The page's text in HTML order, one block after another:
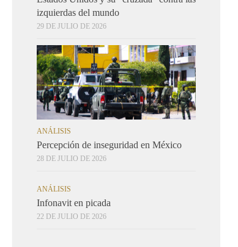
izquierdas del mundo
29 DE JULIO DE 2026
ANÁLISIS
Percepción de inseguridad en México
28 DE JULIO DE 2026
ANÁLISIS
Infonavit en picada
22 DE JULIO DE 2026